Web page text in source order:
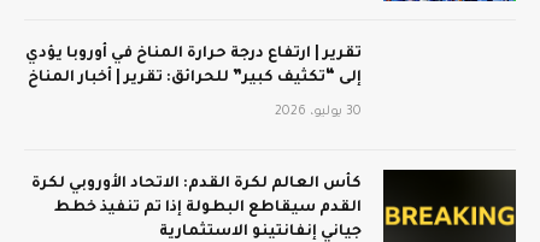
تقرير | ارتفاع درجة حرارة المناخ في أوروبا يؤدي
إلى “تكثيف كبير” للحرائق: تقرير | أخبار المناخ
30 يوليو، 2026
كأس العالم لكرة القدم: الاتحاد الأوروبي لكرة
القدم سيقاطع البطولة إذا تم تنفيذ خطط
جياني إنفانتينو الاستثمارية